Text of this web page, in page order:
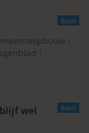
Basis
Basis
wel